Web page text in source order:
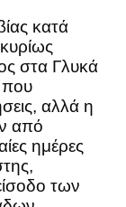
κατά
στα Γλυκά
που
αλλά η
από
ημέρες
των